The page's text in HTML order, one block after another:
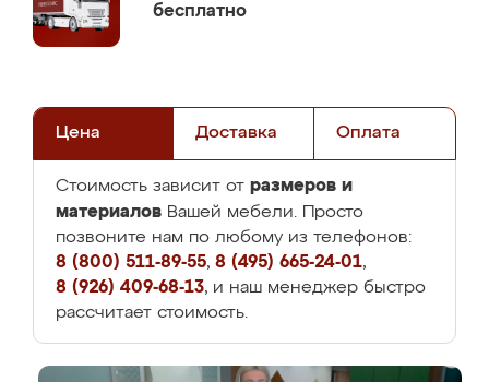
бесплатно
Цена Доставка Оплата
Стоимость зависит от размеров и
материалов Вашей мебели. Просто
позвоните нам по любому из телефонов:
8 (800) 511-89-55, 8 (495) 665-24-01,
8 (926) 409-68-13, и наш менеджер быстро
рассчитает стоимость.